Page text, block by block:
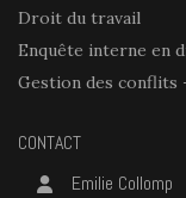
Droit du travail
Enquête interne en
Gestion des conflits
CONTACT
Emilie Collomp